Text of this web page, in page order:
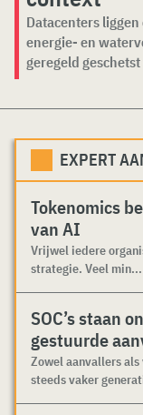
Datacenters
energie- en
geregeld
EXPERT
Tokenomics
van AI
Vrijwel iedere
strategie. Veel min...
SOC’s staan
gestuurde
Zowel aanvallers
steeds vaker